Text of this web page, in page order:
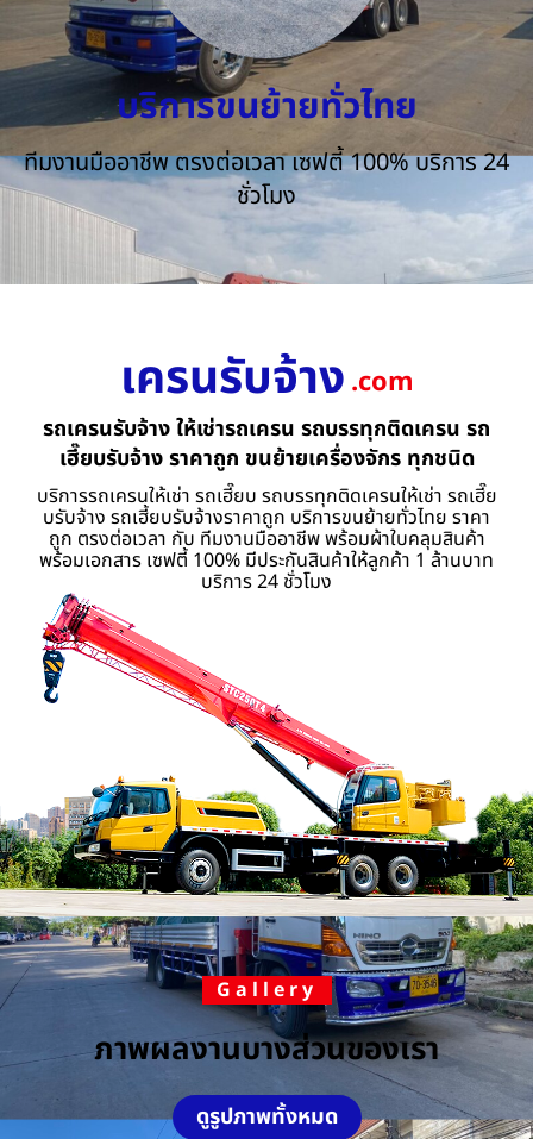
บริการขนย้ายทั่วไทย
ทีมงานมืออาชีพ ตรงต่อเวลา เซฟตี้ 100% บริการ 24
ชั่วโมง
เครนรับจ้าง .com
รถเครนรับจ้าง ให้เช่ารถเครน รถบรรทุกติดเครน รถ
เฮี๊ยบรับจ้าง ราคาถูก ขนย้ายเครื่องจักร ทุกชนิด
บริการรถเครนให้เช่า รถเฮี๊ยบ รถบรรทุกติดเครนให้เช่า รถเฮี๊ย
บรับจ้าง รถเฮี้ยบรับจ้างราคาถูก บริการขนย้ายทั่วไทย ราคา
ถูก ตรงต่อเวลา กับ ทีมงานมืออาชีพ พร้อมผ้าใบคลุมสินค้า
พร้อมเอกสาร เซฟตี้ 100% มีประกันสินค้าให้ลูกค้า 1 ล้านบาท
บริการ 24 ชั่วโมง
Gallery
ภาพผลงานบางส่วนของเรา
ดูรูปภาพทั้งหมด